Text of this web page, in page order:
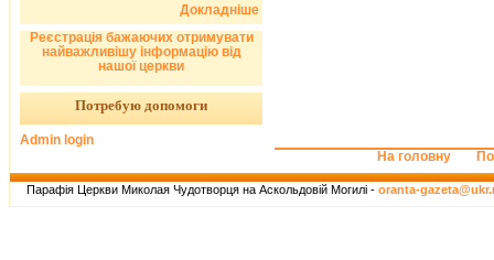
Докладніше
Реєстрація бажаючих отримувати
найважливішу інформацію від
нашої церкви
Потребую допомоги
Admin login
На головну
Парафія Церкви Миколая Чудотворця на Аскольдовій Могилі - oranta-